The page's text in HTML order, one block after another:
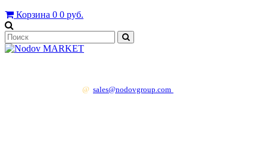
Корзина 0 0 руб.
@ sales@nodovgroup.com